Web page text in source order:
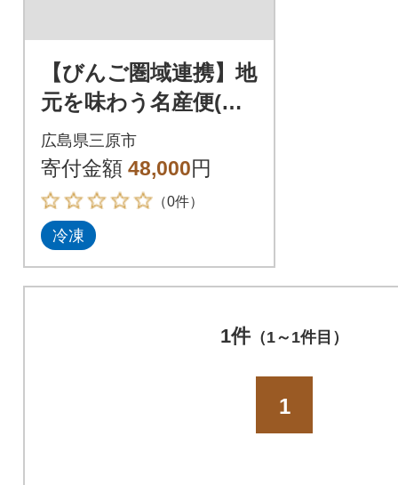
【びんご圏域連携】地
元を味わう名産便(ジ
ビエ・うつみ牡蠣小
町・吉名じゃがいも)
[183-002]
広島県三原市
寄付金額 48,000円
（0件）
冷凍
1件（1～1件目）
1